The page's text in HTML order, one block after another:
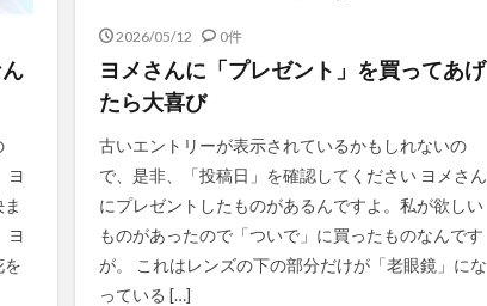
ヨ
ヨ
を
2026/05/12 0件
ヨメさんに「プレゼント」を買ってあげ
たら大喜び
古いエントリーが表示されているかもしれないの
で、是非、「投稿日」を確認してください ヨメさん
にプレゼントしたものがあるんですよ。私が欲しい
ものがあったので「ついで」に買ったものなんです
が。 これはレンズの下の部分だけが「老眼鏡」にな
っている […]